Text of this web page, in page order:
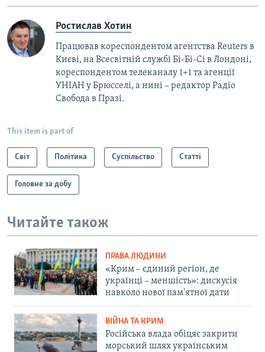
Ростислав Хотин
Працював кореспондентом агентства Reuters в
Києві, на Всесвітній службі Бі-Бі-Сі в Лондоні,
кореспондентом телеканалу 1+1 та агенції
УНІАН у Брюсселі, а нині – редактор Радіо
Свобода в Празі.
This item is part of
Світ Політика Суспільство Статті
Головне за добу
Читайте також
ПРАВА ЛЮДИНИ
«Крим – єдиний регіон, де
українці – меншість»: дискусія
навколо нової пам'ятної дати
ВІЙНА ТА КРИМ
Російська влада обіцяє закрити
морський шлях українським